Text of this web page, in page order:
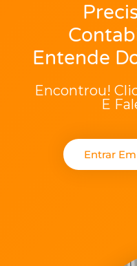
Entende
Encontrou!
E
Entrar